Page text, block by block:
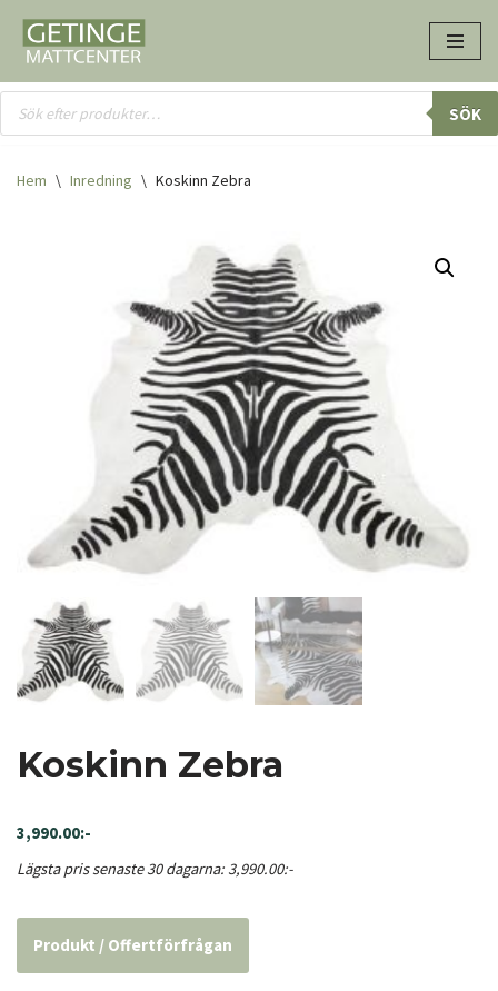
Hoppa
till
innehåll
SÖK
Hem \ Inredning \ Koskinn Zebra
Koskinn Zebra
3,990.00:-
Lägsta pris senaste 30 dagarna: 3,990.00:-
Produkt / Offertförfrågan